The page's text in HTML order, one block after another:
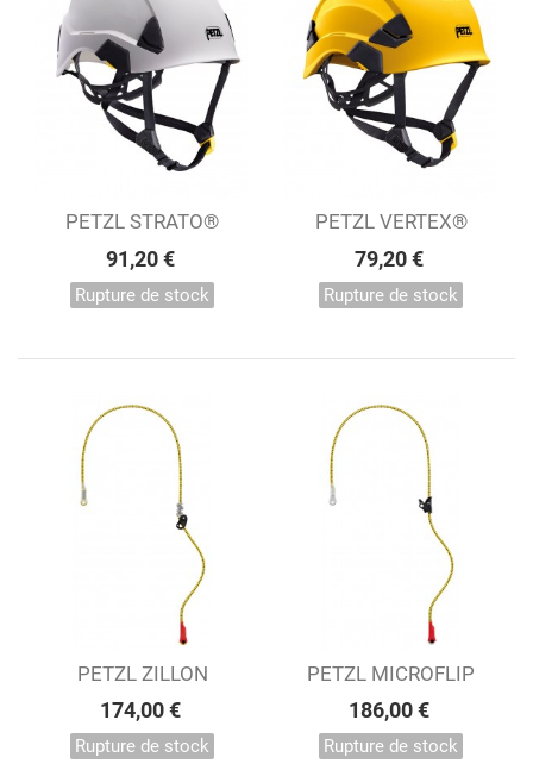
PETZL STRATO®
91,20 €
Rupture de stock
PETZL VERTEX®
79,20 €
Rupture de stock
PETZL ZILLON
174,00 €
Rupture de stock
PETZL MICROFLIP
186,00 €
Rupture de stock